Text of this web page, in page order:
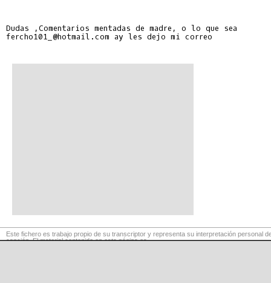
Dudas ,Comentarios mentadas de madre, o lo que sea
fercho101_@hotmail.com ay les dejo mi correo
Este fichero es trabajo propio de su transcriptor y representa su interpretación personal
canción. El material contenido en esta página es